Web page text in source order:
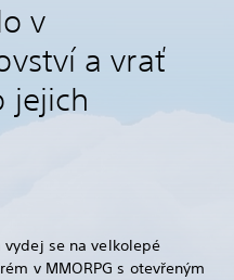
v
a vrať
jejich
vydej se na velkolepé
v MMORPG s otevřeným